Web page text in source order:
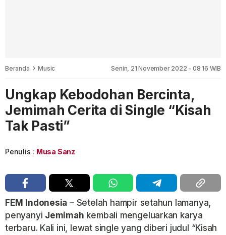
Beranda Music Senin, 21 November 2022 - 08:16 WIB
Ungkap Kebodohan Bercinta,
Jemimah Cerita di Single “Kisah
Tak Pasti”
Penulis : Musa Sanz
FEM Indonesia – Setelah hampir setahun lamanya,
penyanyi Jemimah kembali mengeluarkan karya
terbaru. Kali ini, lewat single yang diberi judul “Kisah